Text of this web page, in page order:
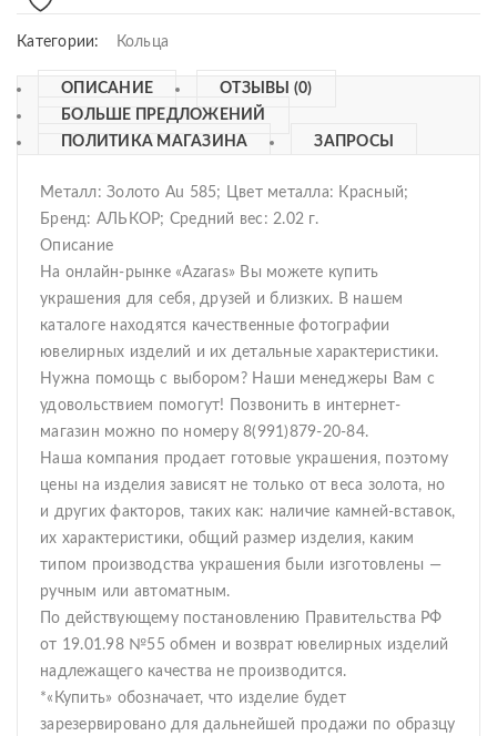
Категории: Кольца
ОПИСАНИЕ
ОТЗЫВЫ (0)
БОЛЬШЕ ПРЕДЛОЖЕНИЙ
ПОЛИТИКА МАГАЗИНА
ЗАПРОСЫ
Металл: Золото Au 585; Цвет металла: Красный;
Бренд: АЛЬКОР; Средний вес: 2.02 г.
Описание
На онлайн-рынке «Azaras» Вы можете купить
украшения для себя, друзей и близких. В нашем
каталоге находятся качественные фотографии
ювелирных изделий и их детальные характеристики.
Нужна помощь с выбором? Наши менеджеры Вам с
удовольствием помогут! Позвонить в интернет-
магазин можно по номеру 8(991)879-20-84.
Наша компания продает готовые украшения, поэтому
цены на изделия зависят не только от веса золота, но
и других факторов, таких как: наличие камней-вставок,
их характеристики, общий размер изделия, каким
типом производства украшения были изготовлены —
ручным или автоматным.
По действующему постановлению Правительства РФ
от 19.01.98 №55 обмен и возврат ювелирных изделий
надлежащего качества не производится.
*«Купить» обозначает, что изделие будет
зарезервировано для дальнейшей продажи по образцу